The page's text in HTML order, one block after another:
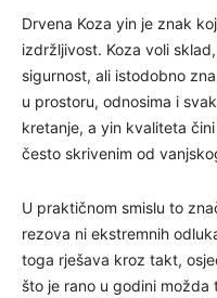
Drvena Koza yin je znak
izdržljivost. Koza voli
sigurnost, ali istodobno
u prostoru, odnosima i
kretanje, a yin kvaliteta
često skrivenim od
U praktičnom smislu to
rezova ni ekstremnih
toga rješava kroz takt,
što je rano u godini